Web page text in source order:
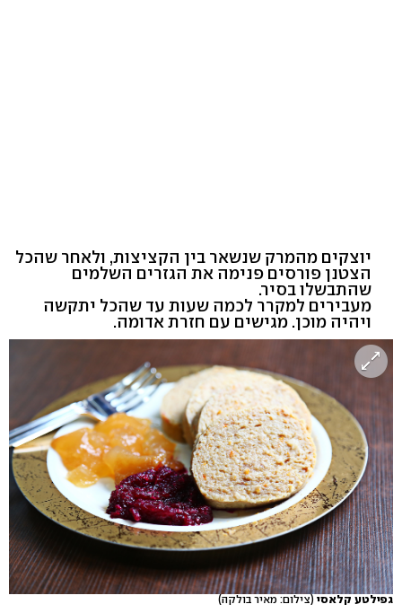
יוצקים מהמרק שנשאר בין הקציצות, ולאחר שהכל
הצטנן פורסים פנימה את הגזרים השלמים
שהתבשלו בסיר.
מעבירים למקרר לכמה שעות עד שהכל יתקשה
ויהיה מוכן. מגישים עם חזרת אדומה.
גפילטע קלאסי (צילום: מאיר בולקה)